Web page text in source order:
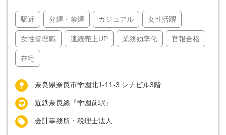
駅近 分煙・禁煙 カジュアル 女性活躍
女性管理職 連続売上UP 業務効率化 官報合格
在宅
奈良県奈良市学園北1-11-3 レナビル3階
近鉄奈良線『学園前駅』
会計事務所・税理士法人